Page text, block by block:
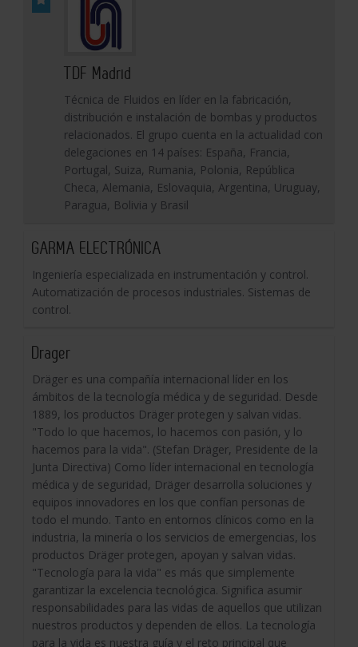
TDF Madrid
Técnica de Fluidos en líder en la fabricación,
distribución e instalación de bombas y productos
relacionados. El grupo cuenta en la actualidad con
delegaciones en 14 países: España, Francia,
Portugal, Suiza, Rumania, Polonia, República
Checa, Alemania, Eslovaquia, Argentina, Uruguay,
Paragua, Bolivia y Brasil
GARMA ELECTRÓNICA
Ingeniería especializada en instrumentación y control.
Automatización de procesos industriales. Sistemas de
control.
Drager
Dräger es una compañía internacional líder en los
ámbitos de la tecnología médica y de seguridad. Desde
1889, los productos Dräger protegen y salvan vidas.
"Todo lo que hacemos, lo hacemos con pasión, y lo
hacemos para la vida". (Stefan Dräger, Presidente de la
Junta Directiva) Como líder internacional en tecnología
médica y de seguridad, Dräger desarrolla soluciones y
equipos innovadores en los que confían personas de
todo el mundo. Tanto en entornos clínicos como en la
industria, la minería o los servicios de emergencias, los
productos Dräger protegen, apoyan y salvan vidas.
"Tecnología para la vida" es más que simplemente
garantizar la excelencia tecnológica. Significa asumir
responsabilidades para las vidas de aquellos que utilizan
nuestros productos y dependen de ellos. La tecnología
para la vida es nuestra guía y el reto principal que